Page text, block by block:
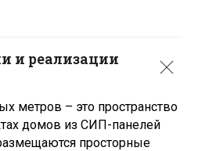
и реализации
метров – это пространство
домов из СИП-панелей
просторные
Краснодар